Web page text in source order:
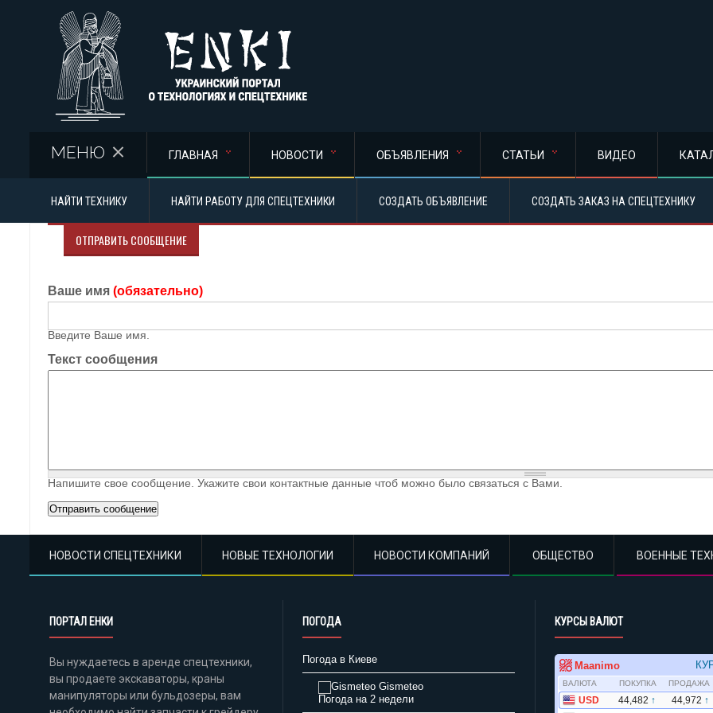
МЕНЮ ГЛАВНАЯ НОВОСТИ ОБЪЯВЛЕНИЯ СТАТЬИ ВИДЕО
НАЙТИ ТЕХНИКУ НАЙТИ РАБОТУ ДЛЯ СПЕЦТЕХНИКИ СОЗДАТЬ ОБЪЯВЛЕНИЕ СОЗДАТЬ ЗАКАЗ НА СПЕЦТЕХНИКУ
ОТПРАВИТЬ СООБЩЕНИЕ
Ваше имя (обязательно)
Введите Ваше имя.
Текст сообщения
Напишите свое сообщение. Укажите свои контактные данные чтоб можно было связаться с Вами.
НОВОСТИ СПЕЦТЕХНИКИ НОВЫЕ ТЕХНОЛОГИИ НОВОСТИ КОМПАНИЙ ОБЩЕСТВО ВОЕННЫЕ
ПОРТАЛ ЕНКИ
Вы нуждаетесь в аренде спецтехники,
вы продаете экскаваторы, краны
манипуляторы или бульдозеры, вам
ПОГОДА
Погода в Киеве
Gismeteo
Погода на 2 недели
КУРСЫ ВАЛЮТ